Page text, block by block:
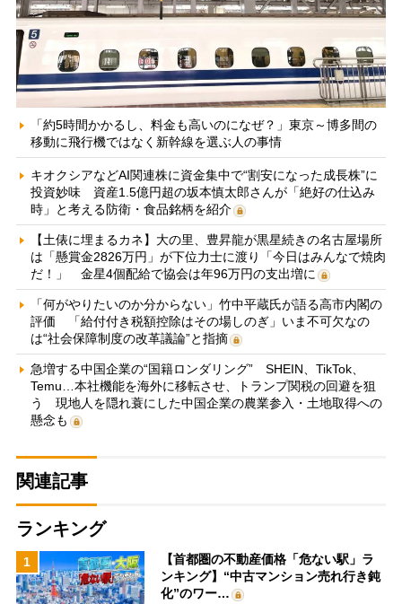
「約5時間かかるし、料金も高いのになぜ？」東京～博多間の
移動に飛行機ではなく新幹線を選ぶ人の事情
キオクシアなどAI関連株に資金集中で“割安になった成長株”に
投資妙味 資産1.5億円超の坂本慎太郎さんが「絶好の仕込み
時」と考える防衛・食品銘柄を紹介
【土俵に埋まるカネ】大の里、豊昇龍が黒星続きの名古屋場所
は「懸賞金2826万円」が下位力士に渡り「今日はみんなで焼肉
だ！」 金星4個配給で協会は年96万円の支出増に
「何がやりたいのか分からない」竹中平蔵氏が語る高市内閣の
評価 「給付付き税額控除はその場しのぎ」いま不可欠なの
は“社会保障制度の改革議論”と指摘
急増する中国企業の“国籍ロンダリング” SHEIN、TikTok、
Temu…本社機能を海外に移転させ、トランプ関税の回避を狙
う 現地人を隠れ蓑にした中国企業の農業参入・土地取得への
懸念も
関連記事
ランキング
1
【首都圏の不動産価格「危ない駅」ラ
ンキング】“中古マンション売れ行き鈍
化”のワー…